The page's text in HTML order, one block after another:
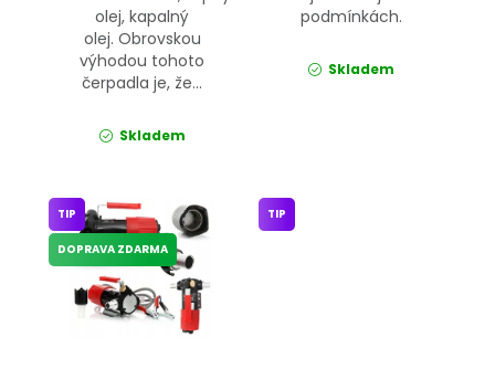
olej, kapalný
olej. Obrovskou
výhodou tohoto
čerpadla je, že...
Skladem
podmínkách.
Skladem
TIP
DOPRAVA ZDARMA
TIP